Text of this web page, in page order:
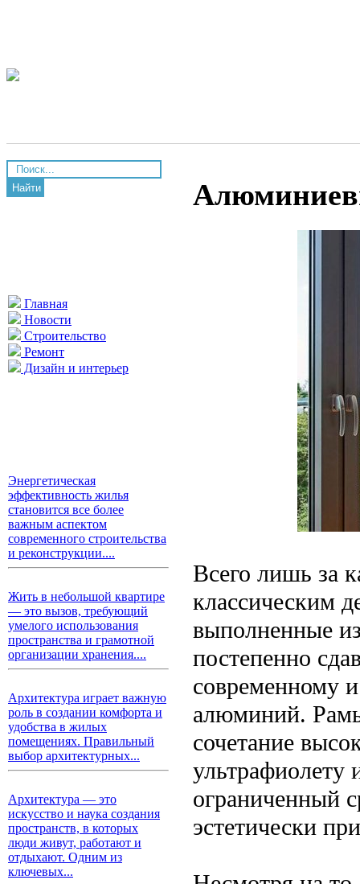
Найти
Главная
Новости
Строительство
Ремонт
Дизайн и интерьер
Энергетическая
эффективность жилья
становится все более
важным аспектом
современного строительства
и реконструкции....
Жить в небольшой квартире
— это вызов, требующий
умелого использования
пространства и грамотной
организации хранения....
Архитектура играет важную
роль в создании комфорта и
удобства в жилых
помещениях. Правильный
выбор архитектурных...
Архитектура — это
искусство и наука создания
пространств, в которых
люди живут, работают и
отдыхают. Одним из
ключевых...
Всего лишь за
классическим
выполненные
постепенно
современному
алюминий. Рамы
сочетание
ультрафиолету
ограниченный
эстетически